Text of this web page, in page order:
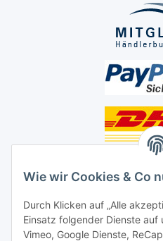
Wie wir Cookies & Co
Durch Klicken auf „Alle
Einsatz folgender Dienste auf
Vimeo, Google Dienste,
Social Media
Unsere Dienstleistungen